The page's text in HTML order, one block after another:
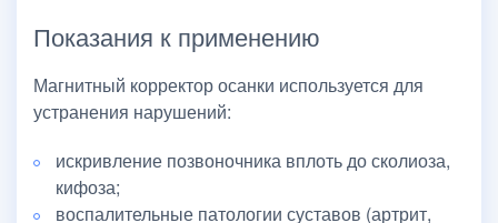
Показания к применению
Магнитный корректор осанки используется для
устранения нарушений:
искривление позвоночника вплоть до сколиоза,
кифоза;
воспалительные патологии суставов (артрит,